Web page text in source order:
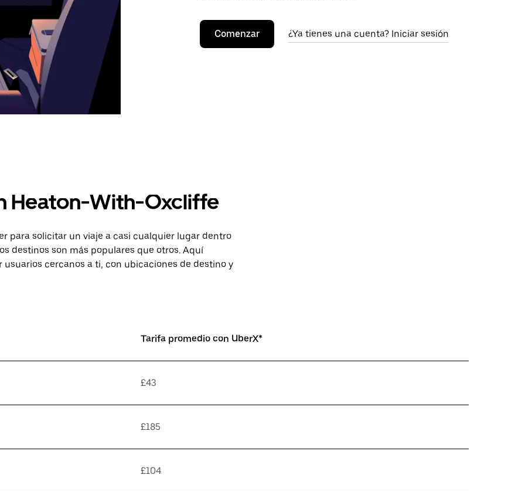
Comenzar ¿Ya tienes una cuenta? Iniciar sesión
Heaton-With-Oxcliffe
para solicitar un viaje a casi cualquier lugar dentro
destinos son más populares que otros. Aquí
cercanos a ti, con ubicaciones de destino y
Tarifa promedio con UberX*
£43
£185
£104